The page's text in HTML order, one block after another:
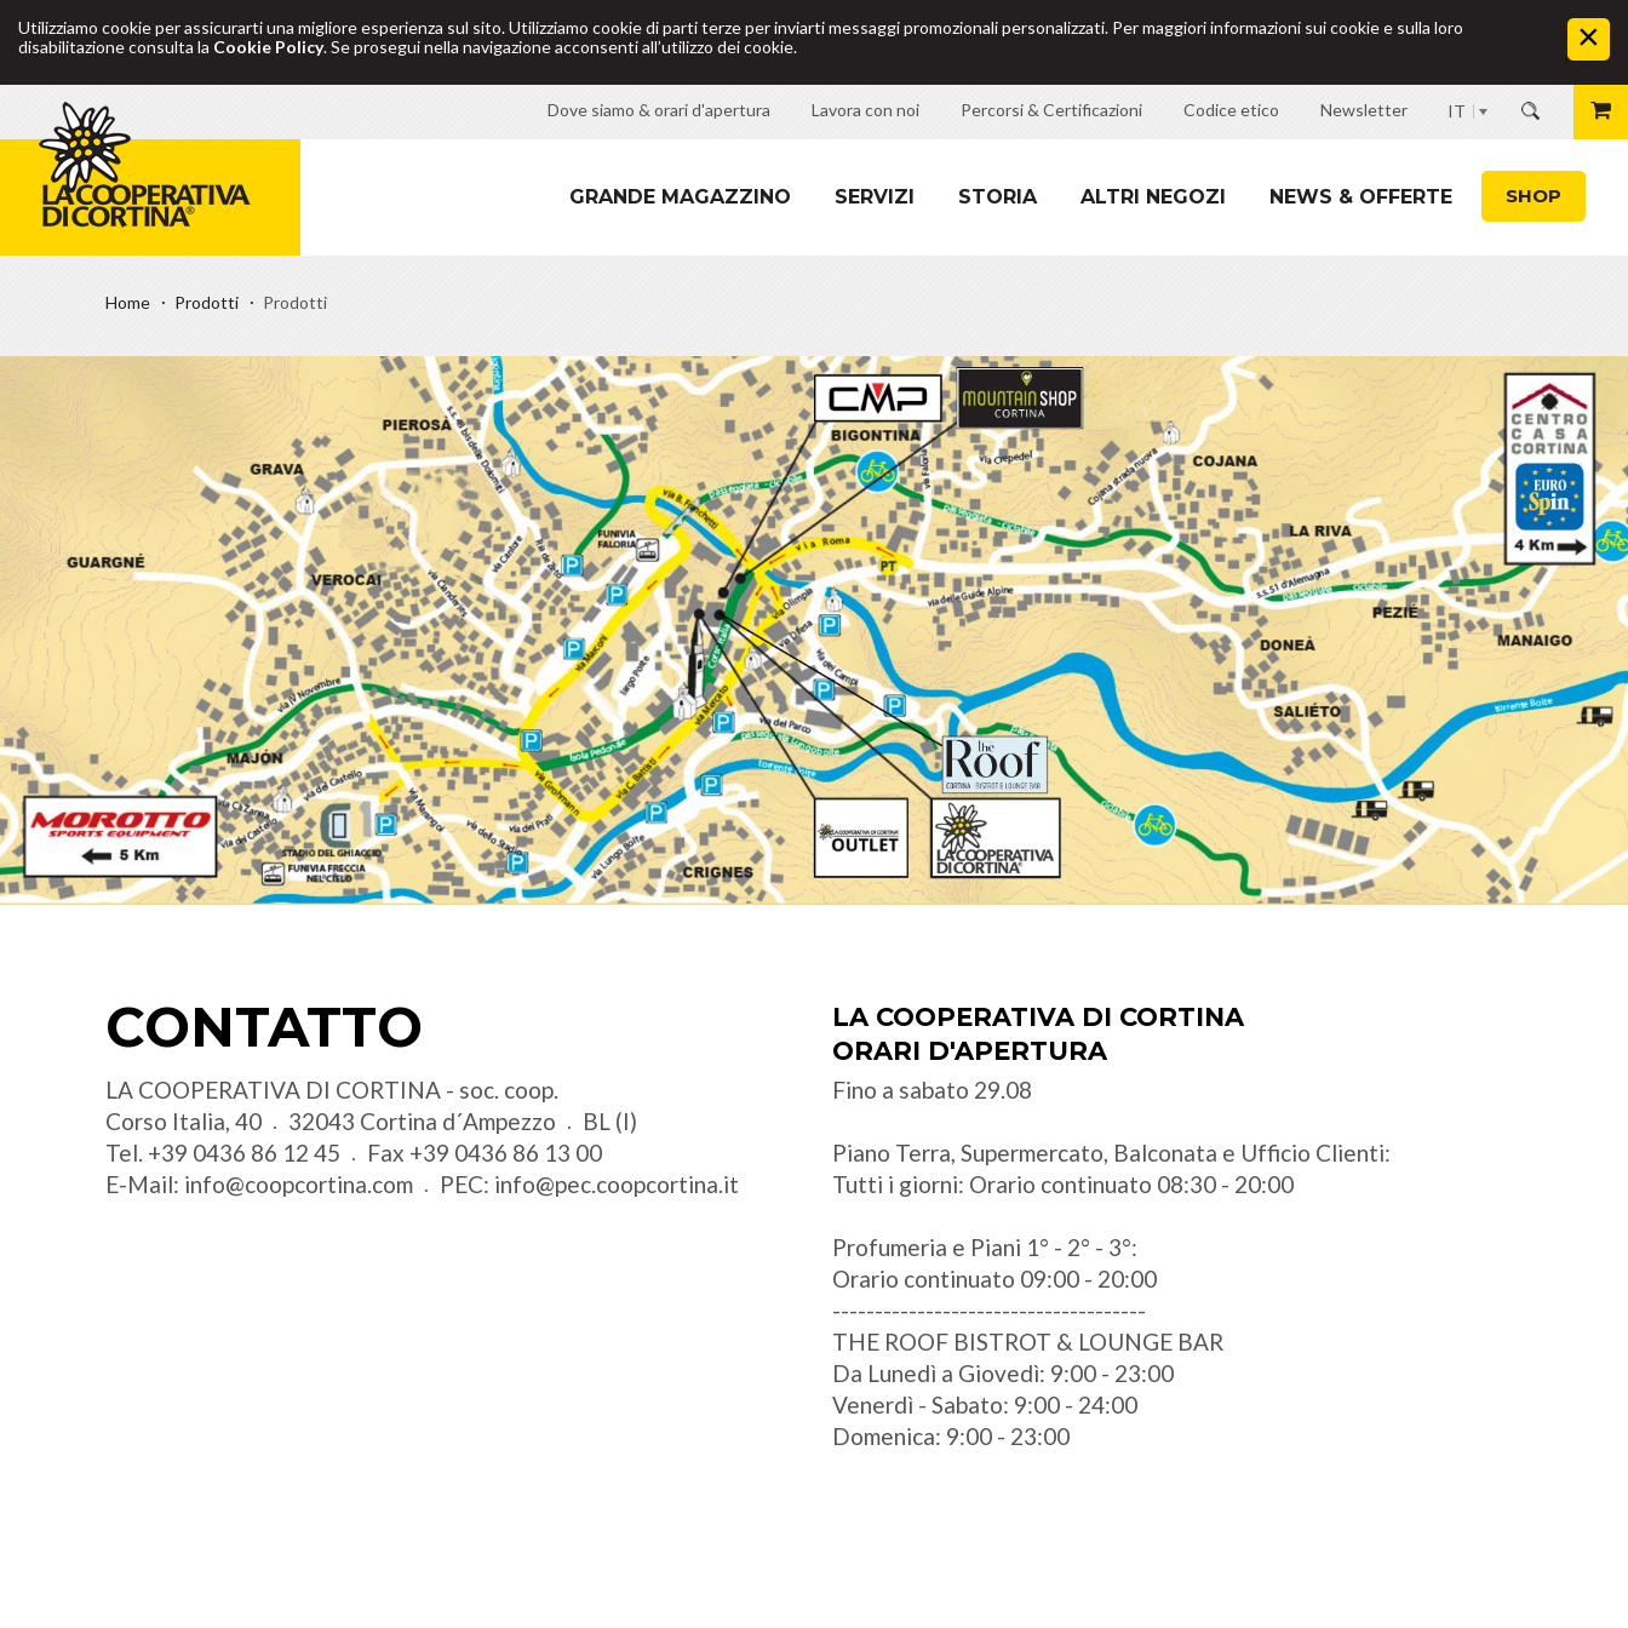
Utilizziamo cookie per assicurarti una migliore esperienza sul sito. Utilizziamo cookie di parti terze per inviarti messaggi promozionali personalizzati. Per maggiori informazioni sui cookie e sulla loro
disabilitazione consulta la Cookie Policy. Se prosegui nella navigazione acconsenti all’utilizzo dei cookie.
IT
Dove siamo & orari d'apertura Lavora con noi Percorsi & Certificazioni Codice etico Newsletter
GRANDE MAGAZZINO SERVIZI STORIA ALTRI NEGOZI NEWS & OFFERTE
Home Prodotti Prodotti
SHOP
CONTATTO
LA COOPERATIVA DI CORTINA - soc. coop.
Corso Italia, 40
32043 Cortina d´Ampezzo
BL (I)
Tel. +39 0436 86 12 45 Fax +39 0436 86 13 00
E-Mail: info@coopcortina.com PEC: info@pec.coopcortina.it
LA COOPERATIVA DI CORTINA
ORARI D'APERTURA
Fino a sabato 29.08
Piano Terra, Supermercato, Balconata e Ufficio Clienti:
Tutti i giorni: Orario continuato 08:30 - 20:00
Profumeria e Piani 1° - 2° - 3°:
Orario continuato 09:00 - 20:00
-------------------------------------
THE ROOF BISTROT & LOUNGE BAR
Da Lunedì a Giovedì: 9:00 - 23:00
Venerdì - Sabato: 9:00 - 24:00
Domenica: 9:00 - 23:00